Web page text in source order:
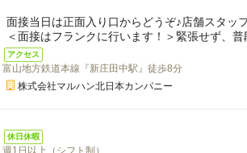
面接当日は正面入り口からどうぞ♪店舗スタッ
＜面接はフランクに行います！＞緊張せず、普
アクセス
富山地方鉄道本線『新庄田中駅』徒歩8分
株式会社マルハン北日本カンパニー
休日休暇
週1日以上（シフト制）